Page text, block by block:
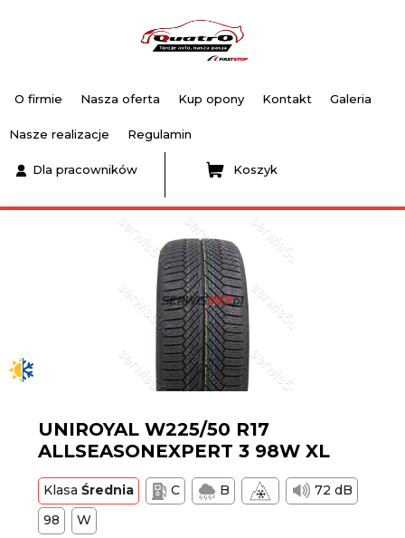
O firmie Nasza oferta Kup opony Kontakt Galeria
Nasze realizacje Regulamin
Dla pracowników Koszyk
UNIROYAL W225/50 R17
ALLSEASONEXPERT 3 98W XL
KlasaŚrednia C B
72 dB
98
W